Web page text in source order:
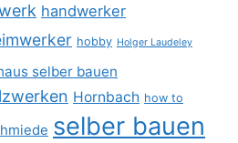
handwerker
hobby Holger Laudeley
selber bauen
Hornbach how to
selber bauen